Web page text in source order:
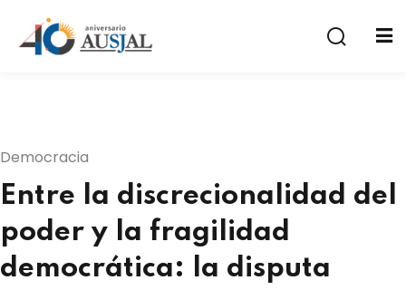
Democracia
Entre la discrecionalidad del
poder y la fragilidad
democrática: la disputa